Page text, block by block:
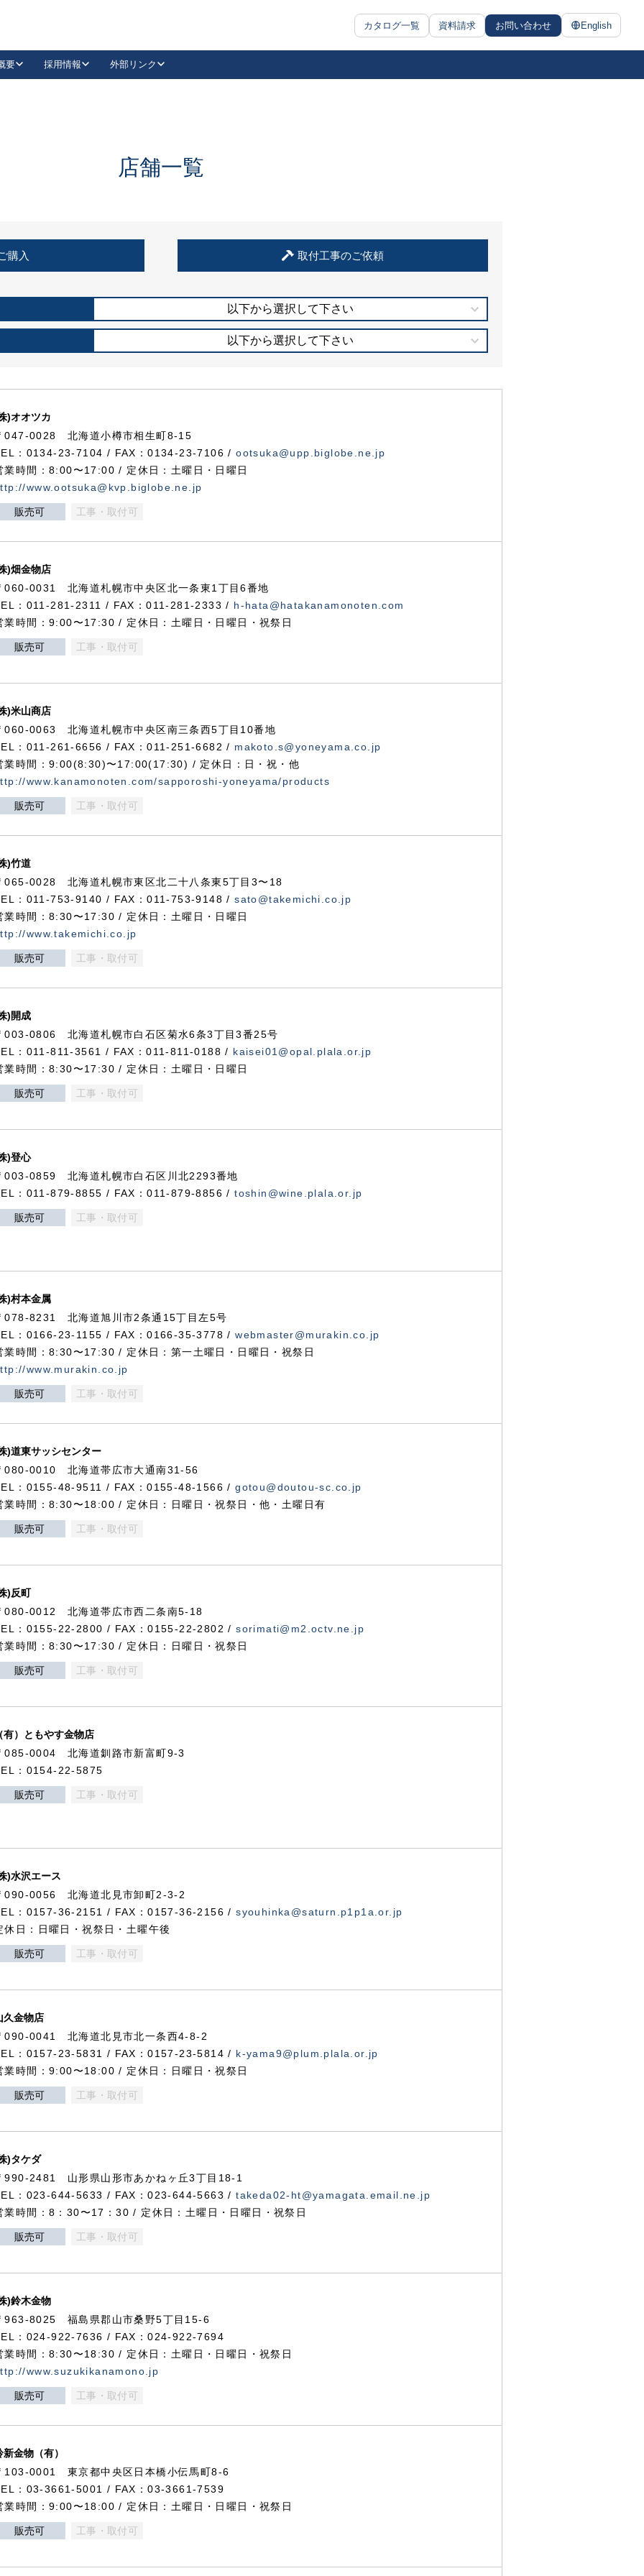
カタログ一覧 資料請求 お問い合わせ English
抗ウイルス・抗菌製品
要 採用情報 外部リンク
LinkedIn
住宅使用部材標準化推進協議会
店舗一覧
購入 取付工事のご依頼
以下から選択して下さい
以下から選択して下さい
)オオツカ
047-0028 北海道小樽市相生町8-15
：0134-23-7104 / FAX：0134-23-7106 /ootsuka@upp.biglobe.ne.jp
業時間：8:00〜17:00 / 定休日：土曜日・日曜日
www.ootsuka@kvp.biglobe.ne.jp
販売可 工事・取付可
)畑金物店
060-0031 北海道札幌市中央区北一条東1丁目6番地
：011-281-2311 / FAX：011-281-2333 / h-hata@hatakanamonoten.com
業時間：9:00〜17:30 / 定休日：土曜日・日曜日・祝祭日
販売可 工事・取付可
)米山商店
060-0063 北海道札幌市中央区南三条西5丁目10番地
：011-261-6656 / FAX：011-251-6682 / makoto.s@yoneyama.co.jp
業時間：9:00(8:30)〜17:00(17:30) / 定休日：日・祝・他
www.kanamonoten.com/sapporoshi-yoneyama/products
販売可 工事・取付可
)竹道
065-0028 北海道札幌市東区北二十八条東5丁目3〜18
：011-753-9140 / FAX：011-753-9148 /sato@takemichi.co.jp
業時間：8:30〜17:30 / 定休日：土曜日・日曜日
www.takemichi.co.jp
販売可 工事・取付可
)開成
003-0806 北海道札幌市白石区菊水6条3丁目3番25号
：011-811-3561 / FAX：011-811-0188 / kaisei01@opal.plala.or.jp
業時間：8:30〜17:30 / 定休日：土曜日・日曜日
販売可 工事・取付可
)登心
003-0859 北海道札幌市白石区川北2293番地
：011-879-8855 / FAX：011-879-8856 /toshin@wine.plala.or.jp
販売可 工事・取付可
)村本金属
078-8231 北海道旭川市2条通15丁目左5号
：0166-23-1155 / FAX：0166-35-3778 /webmaster@murakin.co.jp
業時間：8:30〜17:30 / 定休日：第一土曜日・日曜日・祝祭日
www.murakin.co.jp
販売可 工事・取付可
)道東サッシセンター
080-0010 北海道帯広市大通南31-56
：0155-48-9511 / FAX：0155-48-1566 /gotou@doutou-sc.co.jp
業時間：8:30〜18:00 / 定休日：日曜日・祝祭日・他・土曜日有
販売可 工事・取付可
)反町
080-0012 北海道帯広市西二条南5-18
：0155-22-2800 / FAX：0155-22-2802 /sorimati@m2.octv.ne.jp
業時間：8:30〜17:30 / 定休日：日曜日・祝祭日
販売可 工事・取付可
有）ともやす金物店
085-0004 北海道釧路市新富町9-3
：0154-22-5875
販売可 工事・取付可
)水沢エース
090-0056 北海道北見市卸町2-3-2
：0157-36-2151 / FAX：0157-36-2156 /syouhinka@saturn.p1p1a.or.jp
休日：日曜日・祝祭日・土曜午後
販売可 工事・取付可
久金物店
090-0041 北海道北見市北一条西4-8-2
：0157-23-5831 / FAX：0157-23-5814 / k-yama9@plum.plala.or.jp
業時間：9:00〜18:00 / 定休日：日曜日・祝祭日
販売可 工事・取付可
)タケダ
990-2481 山形県山形市あかねヶ丘3丁目18-1
：023-644-5633 / FAX：023-644-5663 /takeda02-ht@yamagata.email.ne.jp
業時間：8：30〜17：30 / 定休日：土曜日・日曜日・祝祭日
販売可 工事・取付可
)鈴木金物
963-8025 福島県郡山市桑野5丁目15-6
：024-922-7636 / FAX：024-922-7694
業時間：8:30〜18:30 / 定休日：土曜日・日曜日・祝祭日
www.suzukikanamono.jp
販売可 工事・取付可
新金物（有）
103-0001 東京都中央区日本橋小伝馬町8-6
：03-3661-5001 / FAX：03-3661-7539
業時間：9:00〜18:00 / 定休日：土曜日・日曜日・祝祭日
販売可 工事・取付可